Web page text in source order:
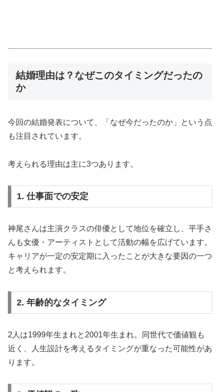
結婚理由は？なぜこのタイミングだったの
か
今回の結婚発表について、「なぜ今だったのか」という点
も注目されています。
考えられる理由は主に3つあります。
1. 仕事面での安定
神尾さんは主演クラスの俳優として地位を確立し、平手さ
んも女優・アーティストとして活動の幅を広げています。
キャリアが一定の安定期に入ったことが大きな要因の一つ
と考えられます。
2. 年齢的なタイミング
2人は1999年生まれと2001年生まれ。同世代で価値観も
近く、人生設計を考えるタイミングが重なった可能性があ
ります。